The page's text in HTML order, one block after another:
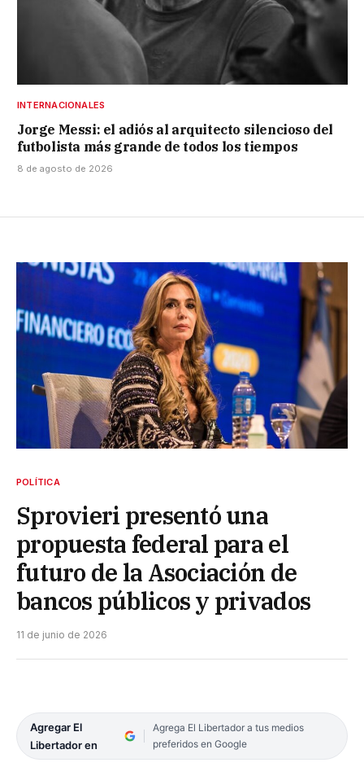
INTERNACIONALES
Jorge Messi: el adiós al arquitecto silencioso del
futbolista más grande de todos los tiempos
8 de agosto de 2026
POLÍTICA
Sprovieri presentó una
propuesta federal para el
futuro de la Asociación de
bancos públicos y privados
11 de junio de 2026
Agregar El
Libertador en
Agrega El Libertador a tus medios
preferidos en Google